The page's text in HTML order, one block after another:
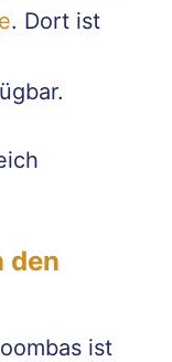
. Dort ist
den
ist